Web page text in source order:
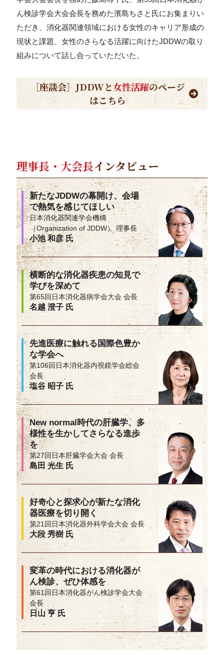
ん検診学会大会会長を務めた濱島ちさと氏にお集まりい
ただき、消化器関連領域における女性のキャリア形成の
現状と課題、女性のさらなる活躍に向けたJDDWの取り
組みについて話し合っていただいた。
［座談会］JDDWと女性活躍のページ
はこちら
理事長・大会長インタビュー
新たなJDDWの幕開け、会場
で熱気を感じてほしい
日本消化器関連学会機構
（Organization of JDDW） 理事長
小池 和彦 氏
横断的な消化器疾患の知見で
学びを深めて
第65回日本消化器病学会大会 会長
名越 澄子 氏
先進医療に触れる国際色豊か
な学会へ
第106回日本消化器内視鏡学会総会
会長
塩谷 昭子 氏
New normal時代の肝臓学、多
様性を生かしてさらなる進歩
を
第27回日本肝臓学会大会 会長
島田 光生 氏
好奇心と探求心が新たな消化
器医療を切り開く
第21回日本消化器外科学会大会 会長
大段 秀樹 氏
変革の時代における消化器が
ん検診、ぜひ体感を
第61回日本消化器がん検診学会大会
会長
日山 亨 氏